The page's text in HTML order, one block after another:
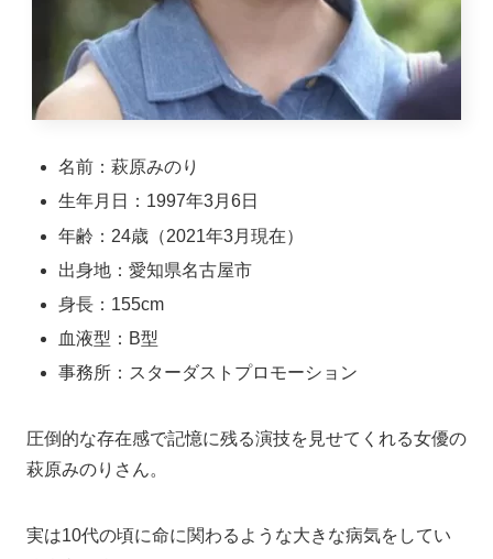
名前：萩原みのり
生年月日：1997年3月6日
年齢：24歳（2021年3月現在）
出身地：愛知県名古屋市
身長：155cm
血液型：B型
事務所：スターダストプロモーション
圧倒的な存在感で記憶に残る演技を見せてくれる女優の
萩原みのりさん。
実は10代の頃に命に関わるような大きな病気をしてい